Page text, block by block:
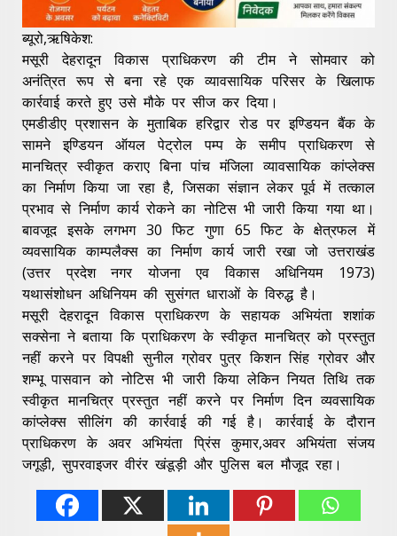
ब्यूरो,ऋषिकेश:
मसूरी देहरादून विकास प्राधिकरण की टीम ने सोमवार को
अनंत्रित रूप से बना रहे एक व्यावसायिक परिसर के खिलाफ
कार्रवाई करते हुए उसे मौके पर सीज कर दिया।
एमडीडीए प्रशासन के मुताबिक हरिद्वार रोड पर इण्डियन बैंक के
सामने इ्ण्डियन ऑयल पेट्रोल पम्प के समीप प्राधिकरण से
मानचित्र स्वीकृत कराए बिना पांच मंजिला व्यावसायिक कांप्लेक्स
का निर्माण किया जा रहा है, जिसका संज्ञान लेकर पूर्व में तत्काल
प्रभाव से निर्माण कार्य रोकने का नोटिस भी जारी किया गया था।
बावजूद इसके लगभग 30 फिट गुणा 65 फिट के क्षेत्रफल में
व्यवसायिक काम्पलैक्स का निर्माण कार्य जारी रखा जो उत्तराखंड
(उत्तर प्रदेश नगर योजना एव विकास अधिनियम 1973)
यथासंशोधन अधिनियम की सुसंगत धाराओं के विरुद्ध है।
मसूरी देहरादून विकास प्राधिकरण के सहायक अभियंता शशांक
सक्सेना ने बताया कि प्राधिकरण के स्वीकृत मानचित्र को प्रस्तुत
नहीं करने पर विपक्षी सुनील ग्रोवर पुत्र किशन सिंह ग्रोवर और
शम्भू पासवान को नोटिस भी जारी किया लेकिन नियत तिथि तक
स्वीकृत मानचित्र प्रस्तुत नहीं करने पर निर्माण दिन व्यवसायिक
कांप्लेक्स सीलिंग की कार्रवाई की गई है। कार्रवाई के दौरान
प्राधिकरण के अवर अभियंता प्रिंस कुमार,अवर अभियंता संजय
जगूड़ी, सुपरवाइजर वीरंर खंडूड़ी और पुलिस बल मौजूद रहा।